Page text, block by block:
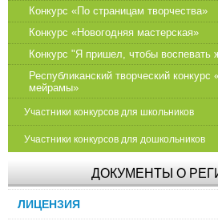
Конкурс «По страницам творчества»
Конкурс «Новогодняя мастерская»
Конкурс "Я пришел, чтобы воспевать
Республиканский творческий
мейрамы»
Участники конкурсов для школьников
Участники конкурсов для дошкольников
ДОКУМЕНТЫ О
ЛИЦЕНЗИЯ